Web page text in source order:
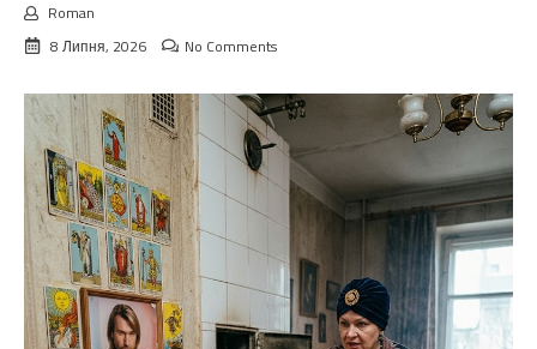
Roman
8 Липня, 2026
No Comments